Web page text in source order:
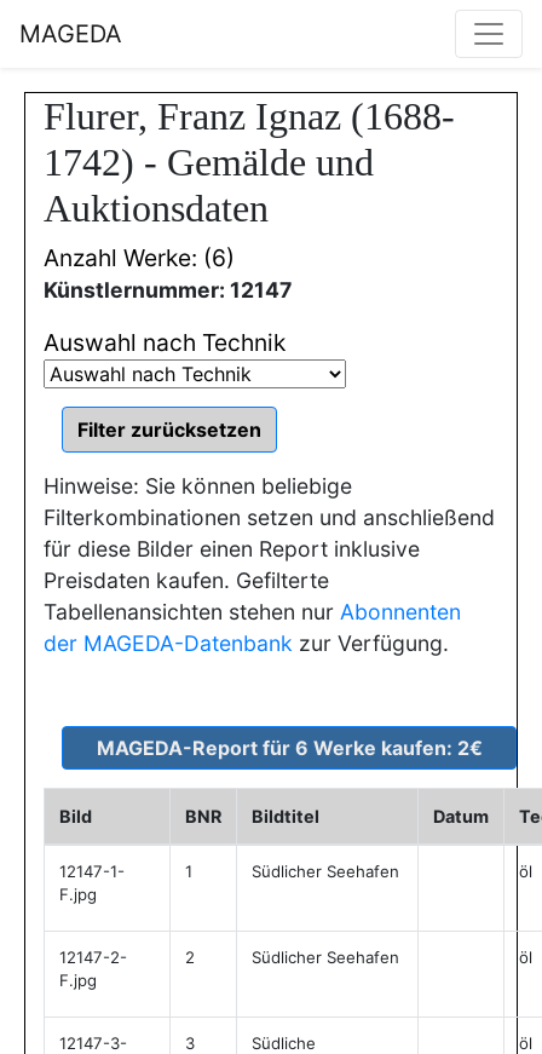
MAGEDA
Flurer, Franz Ignaz (1688-
1742) - Gemälde und
Auktionsdaten
Anzahl Werke: (6)
Künstlernummer: 12147
Auswahl nach Technik
Hinweise: Sie können beliebige
Filterkombinationen setzen und anschließend
für diese Bilder einen Report inklusive
Preisdaten kaufen. Gefilterte
Tabellenansichten stehen nur Abonnenten
der MAGEDA-Datenbank zur Verfügung.
Bild BNR Bildtitel Datum
12147-1-
F.jpg
1 Südlicher Seehafen öl
12147-2-
F.jpg
2 Südlicher Seehafen öl
12147-3-
3
Südliche
öl